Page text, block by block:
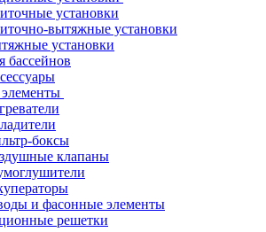
установки
вытяжные установки
установки
бассейнов
боксы
клапаны
и фасонные элементы
решетки